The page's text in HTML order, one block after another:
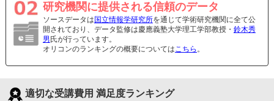
研究機関に提供される信頼のデータ
ソースデータは 国立情報学研究所を通じて学術研究機関に全て公
開されており、データ監修は慶應義塾大学理工学部教授・ 鈴木秀
男 氏が行っています。
オリコンのランキングの概要についてはこちら 。
適切な受講費用 満足度ランキング